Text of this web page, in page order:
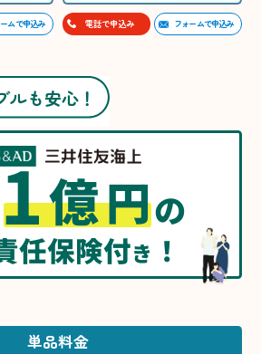
ムで申込み 電話で申込み フォームで申込み
ルも安心！
1億円の
任保険付き ！
単品料金